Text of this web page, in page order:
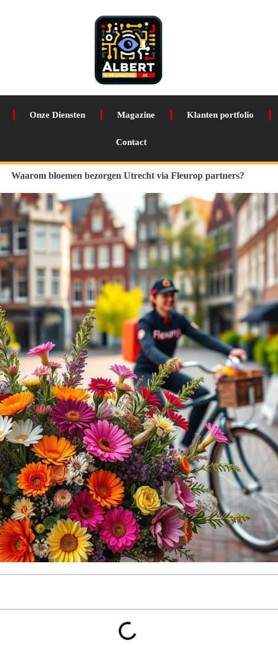
Onze Diensten Magazine Klanten portfolio
Contact
Waarom bloemen bezorgen Utrecht via Fleurop partners?